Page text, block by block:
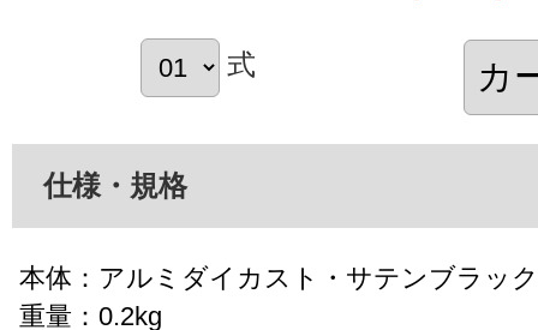
式
仕様・規格
本体：アルミダイカスト・サテンブラッ
重量：0.2kg